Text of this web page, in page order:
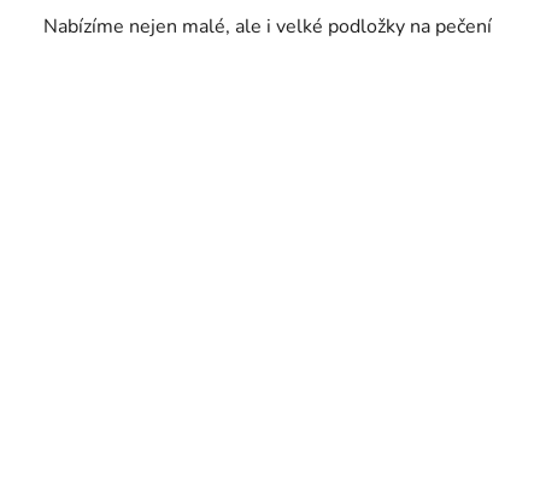
Nabízíme nejen malé, ale i velké podložky na pečení